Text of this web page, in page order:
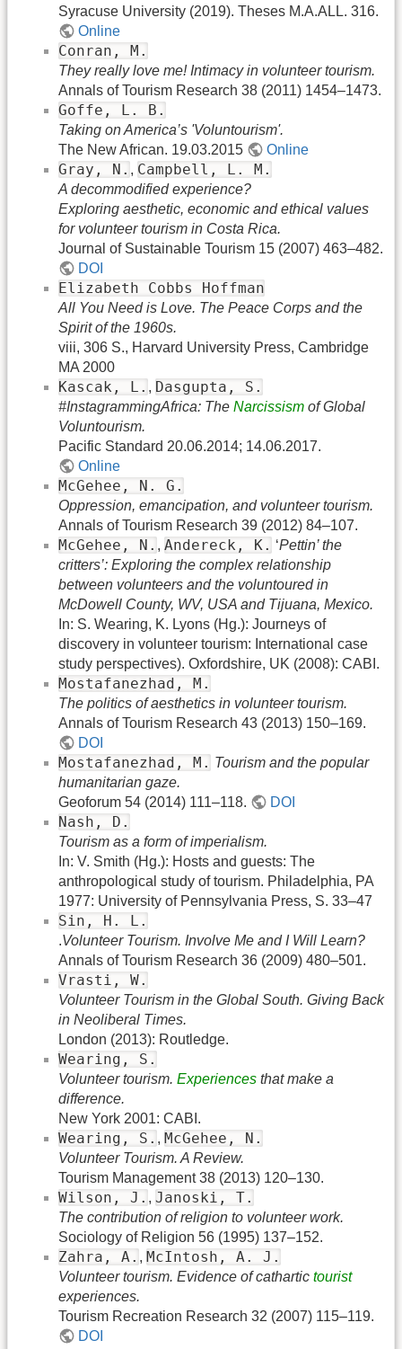
Syracuse University (2019). Theses M.A.ALL. 316.
Online
Conran, M.
They really love me! Intimacy in volunteer tourism.
Annals of Tourism Research 38 (2011) 1454–1473.
Goffe, L. B.
Taking on America’s 'Voluntourism'.
The New African. 19.03.2015
Online
Gray, N. , Campbell, L. M.
A decommodified experience?
Exploring aesthetic, economic and ethical values
for volunteer tourism in Costa Rica.
Journal of Sustainable Tourism 15 (2007) 463–482.
DOI
Elizabeth Cobbs Hoffman
All You Need is Love. The Peace Corps and the
Spirit of the 1960s.
viii, 306 S., Harvard University Press, Cambridge
MA 2000
Kascak, L. , Dasgupta, S.
#InstagrammingAfrica: The Narcissism of Global
Voluntourism.
Pacific Standard 20.06.2014; 14.06.2017.
Online
McGehee, N. G.
Oppression, emancipation, and volunteer tourism.
Annals of Tourism Research 39 (2012) 84–107.
McGehee, N. , Andereck, K. ‘Pettin’ the
critters’: Exploring the complex relationship
between volunteers and the voluntoured in
McDowell County, WV, USA and Tijuana, Mexico.
In: S. Wearing, K. Lyons (Hg.): Journeys of
discovery in volunteer tourism: International case
study perspectives). Oxfordshire, UK (2008): CABI.
Mostafanezhad, M.
The politics of aesthetics in volunteer tourism.
Annals of Tourism Research 43 (2013) 150–169.
DOI
Mostafanezhad, M. Tourism and the popular
humanitarian gaze.
Geoforum 54 (2014) 111–118.
DOI
Nash, D.
Tourism as a form of imperialism.
In: V. Smith (Hg.): Hosts and guests: The
anthropological study of tourism. Philadelphia, PA
1977: University of Pennsylvania Press, S. 33–47
Sin, H. L.
.Volunteer Tourism. Involve Me and I Will Learn?
Annals of Tourism Research 36 (2009) 480–501.
Vrasti, W.
Volunteer Tourism in the Global South. Giving Back
in Neoliberal Times.
London (2013): Routledge.
Wearing, S.
Volunteer tourism. Experiences that make a
difference.
New York 2001: CABI.
Wearing, S. , McGehee, N.
Volunteer Tourism. A Review.
Tourism Management 38 (2013) 120–130.
Wilson, J. , Janoski, T.
The contribution of religion to volunteer work.
Sociology of Religion 56 (1995) 137–152.
Zahra, A. , McIntosh, A. J.
Volunteer tourism. Evidence of cathartic tourist
experiences.
Tourism Recreation Research 32 (2007) 115–119.
DOI